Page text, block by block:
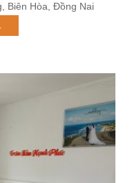
Biên Hòa, Đồng Nai